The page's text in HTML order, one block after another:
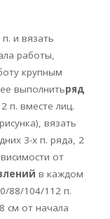
и вязать
работы,
крупным
выполнитьряд
п. вместе лиц.
вязать
3-х п. ряда, 2
от
в каждом
88/104/112 п.
см от начала